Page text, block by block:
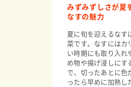
みずみずしさが夏
なすの魅力
夏に旬を迎えるなす
菜です。なすにはカ
い時期にも取り入れ
め物や揚げ浸しにす
で、切ったあとに色
ったら早めに加熱し